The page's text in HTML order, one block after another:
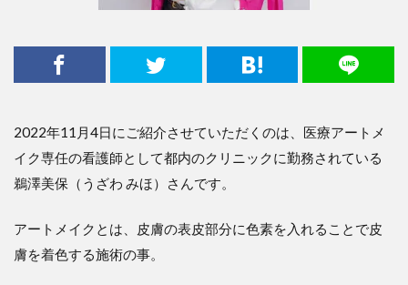
2022年11月4日にご紹介させていただくのは、医療アートメ
イク専任の看護師として都内のクリニックに勤務されている
鵜澤美保（うざわ みほ）さんです。
アートメイクとは、皮膚の表皮部分に色素を入れることで皮
膚を着色する施術の事。